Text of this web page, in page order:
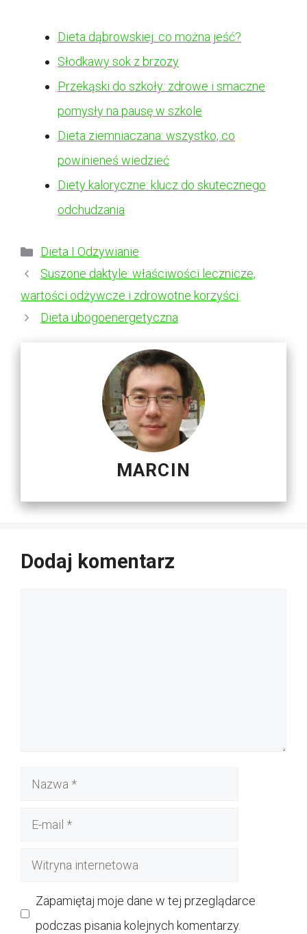
Dieta dąbrowskiej: co można jeść?
Słodkawy sok z brzozy
Przekąski do szkoły: zdrowe i smaczne
pomysły na pausę w szkole
Dieta ziemniaczana: wszystko, co
powinieneś wiedzieć
Diety kaloryczne: klucz do skutecznego
odchudzania
Kategorie
Dieta I Odzywianie
Suszone daktyle: właściwości lecznicze,
wartości odżywcze i zdrowotne korzyści
Dieta ubogoenergetyczna
MARCIN
Dodaj komentarz
Nazwa
Witryna
Zapamiętaj moje dane w tej przeglądarce
podczas pisania kolejnych komentarzy.